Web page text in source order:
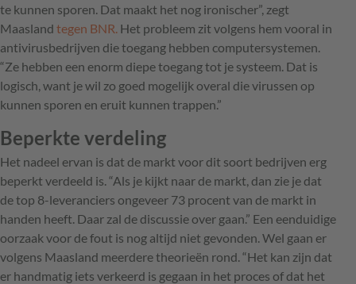
te kunnen sporen. Dat maakt het nog ironischer”, zegt
Maasland tegen BNR. Het probleem zit volgens hem vooral in
antivirusbedrijven die toegang hebben computersystemen.
“Ze hebben een enorm diepe toegang tot je systeem. Dat is
logisch, want je wil zo goed mogelijk overal die virussen op
kunnen sporen en eruit kunnen trappen.”
Beperkte verdeling
Het nadeel ervan is dat de markt voor dit soort bedrijven erg
beperkt verdeeld is. “Als je kijkt naar de markt, dan zie je dat
de top 8-leveranciers ongeveer 73 procent van de markt in
handen heeft. Daar zal de discussie over gaan.” Een eenduidige
oorzaak voor de fout is nog altijd niet gevonden. Wel gaan er
volgens Maasland meerdere theorieën rond. “Het kan zijn dat
er handmatig iets verkeerd is gegaan in het proces of dat het